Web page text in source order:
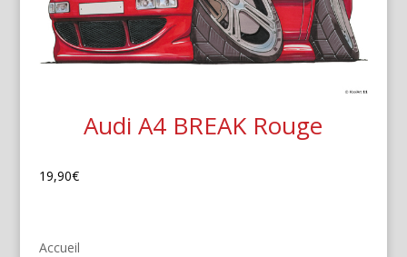
Audi A4 BREAK Rouge
19,90€
Accueil